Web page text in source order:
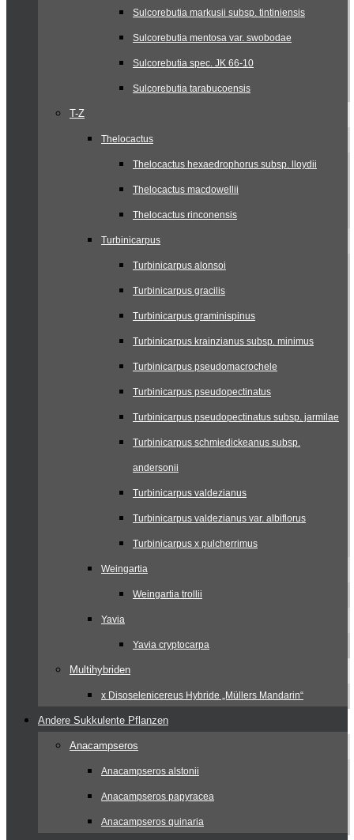
Sulcorebutia markusii subsp. tintiniensis
Sulcorebutia mentosa var. swobodae
Sulcorebutia spec. JK 66-10
Sulcorebutia tarabucoensis
T-Z
Thelocactus
Thelocactus hexaedrophorus subsp. lloydii
Thelocactus macdowellii
Thelocactus rinconensis
Turbinicarpus
Turbinicarpus alonsoi
Turbinicarpus gracilis
Turbinicarpus graminispinus
Turbinicarpus krainzianus subsp. minimus
Turbinicarpus pseudomacrochele
Turbinicarpus pseudopectinatus
Turbinicarpus pseudopectinatus subsp. jarmilae
Turbinicarpus schmiedickeanus subsp.
andersonii
Turbinicarpus valdezianus
Turbinicarpus valdezianus var. albiflorus
Turbinicarpus x pulcherrimus
Weingartia
Weingartia trollii
Yavia
Yavia cryptocarpa
Multihybriden
x Disoselenicereus Hybride „Müllers Mandarin“
Andere Sukkulente Pflanzen
Anacampseros
Anacampseros alstonii
Anacampseros papyracea
Anacampseros quinaria